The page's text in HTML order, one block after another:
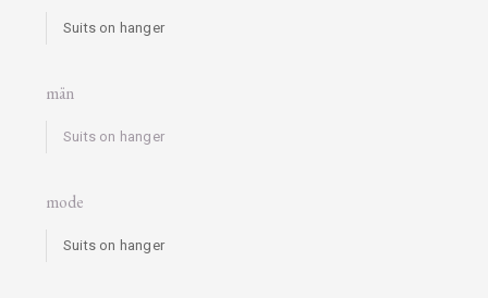
Suits on hanger
män
Suits on hanger
mode
Suits on hanger